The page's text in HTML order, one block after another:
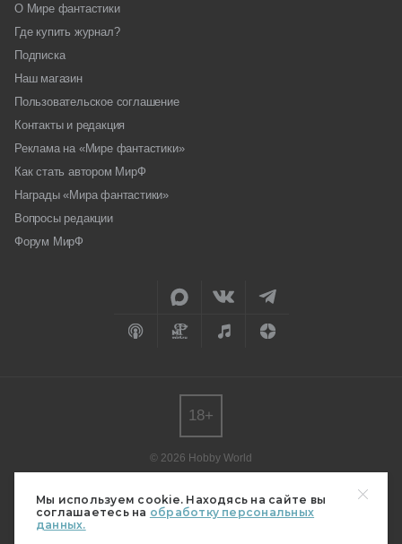
Мы используем cookie. Находясь на сайте вы
соглашаетесь на обработку персональных
данных.
О Мире фантастики
Где купить журнал?
Подписка
Наш магазин
Пользовательское соглашение
Контакты и редакция
Реклама на «Мире фантастики»
Как стать автором МирФ
Награды «Мира фантастики»
Вопросы редакции
Форум МирФ
© 2026 Hobby World
редакции.
Мнение авторов может не совпадать с мнением редакции.
Свидетельство о регистрации СМИ серия Эл № ФС77-82485
18+